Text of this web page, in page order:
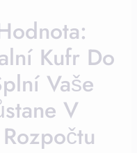
Kufr Do
Vaše
V